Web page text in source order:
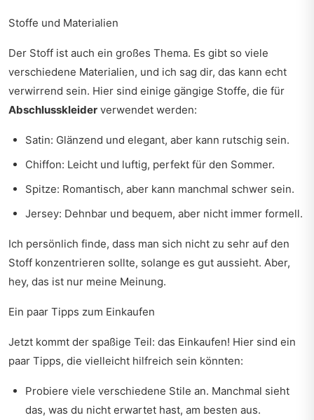
Stoffe und Materialien
Der Stoff ist auch ein großes Thema. Es gibt so viele
verschiedene Materialien, und ich sag dir, das kann echt
verwirrend sein. Hier sind einige gängige Stoffe, die für
Abschlusskleider verwendet werden:
Satin: Glänzend und elegant, aber kann rutschig sein.
Chiffon: Leicht und luftig, perfekt für den Sommer.
Spitze: Romantisch, aber kann manchmal schwer sein.
Jersey: Dehnbar und bequem, aber nicht immer formell.
Ich persönlich finde, dass man sich nicht zu sehr auf den
Stoff konzentrieren sollte, solange es gut aussieht. Aber,
hey, das ist nur meine Meinung.
Ein paar Tipps zum Einkaufen
Jetzt kommt der spaßige Teil: das Einkaufen! Hier sind ein
paar Tipps, die vielleicht hilfreich sein könnten:
Probiere viele verschiedene Stile an. Manchmal sieht
das, was du nicht erwartet hast, am besten aus.